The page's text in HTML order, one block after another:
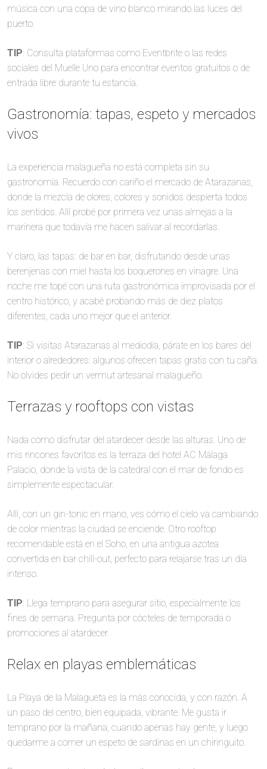
música con una copa de vino blanco mirando las luces del
puerto.
TIP: Consulta plataformas como Eventbrite o las redes
sociales del Muelle Uno para encontrar eventos gratuitos o de
entrada libre durante tu estancia.
Gastronomía: tapas, espeto y mercados
vivos
La experiencia malagueña no está completa sin su
gastronomía. Recuerdo con cariño el mercado de Atarazanas,
donde la mezcla de olores, colores y sonidos despierta todos
los sentidos. Allí probé por primera vez unas almejas a la
marinera que todavía me hacen salivar al recordarlas.
Y claro, las tapas: de bar en bar, disfrutando desde unas
berenjenas con miel hasta los boquerones en vinagre. Una
noche me topé con una ruta gastronómica improvisada por el
centro histórico, y acabé probando más de diez platos
diferentes, cada uno mejor que el anterior.
TIP: Si visitas Atarazanas al mediodía, párate en los bares del
interior o alrededores: algunos ofrecen tapas gratis con tu caña.
No olvides pedir un vermut artesanal malagueño.
Terrazas y rooftops con vistas
Nada como disfrutar del atardecer desde las alturas. Uno de
mis rincones favoritos es la terraza del hotel AC Málaga
Palacio, donde la vista de la catedral con el mar de fondo es
simplemente espectacular.
Allí, con un gin-tonic en mano, ves cómo el cielo va cambiando
de color mientras la ciudad se enciende. Otro rooftop
recomendable está en el Soho, en una antigua azotea
convertida en bar chill-out, perfecto para relajarse tras un día
intenso.
TIP: Llega temprano para asegurar sitio, especialmente los
fines de semana. Pregunta por cócteles de temporada o
promociones al atardecer.
Relax en playas emblemáticas
La Playa de la Malagueta es la más conocida, y con razón. A
un paso del centro, bien equipada, vibrante. Me gusta ir
temprano por la mañana, cuando apenas hay gente, y luego
quedarme a comer un espeto de sardinas en un chiringuito.